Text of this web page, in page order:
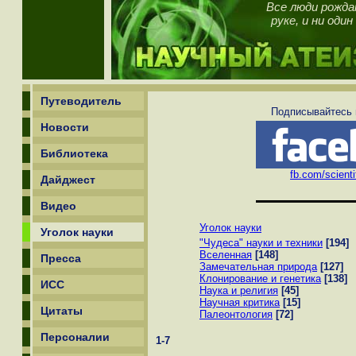
Все люди
руке, и ни
Путеводитель
Новости
Библиотека
Дайджест
Видео
Уголок науки
Пресса
ИСС
Цитаты
Персоналии
Подписывайтесь
fb.com/
Уголок науки
"Чудеса" науки и техники [194]
Вселенная [148]
Замечательная природа [127]
Клонирование и генетика [138]
Наука и религия [45]
Научная критика [15]
Палеонтология [72]
1-7